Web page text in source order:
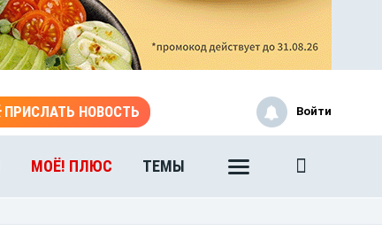
ПРИСЛАТЬ НОВОСТЬ
МОЁ! ПЛЮС ТЕМЫ
Войти
ЭТО БЫЛО В АФГАНЕ
воинов-интернационалистов